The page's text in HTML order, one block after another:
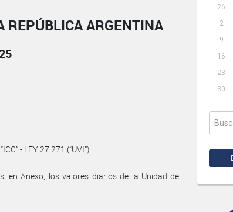
26
2
9
16
23
30
REPÚBLICA ARGENTINA
- LEY 27.271 (“UVI”).
en Anexo, los valores diarios de la Unidad de